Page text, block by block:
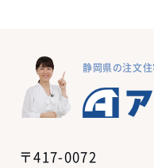
静岡県の注文
〒417-0072